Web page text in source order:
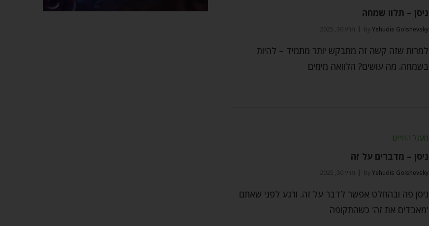
ניסן – תלוו שמחה
by Yehudis Golshevsky מרץ 30, 2025
למרות שזה קשה זה מתבקש יותר מתמיד – להיות
בשמחה. מה עושים? הלוואה מימים
מעגל החיים
ניסן – מדברים על זה
by Yehudis Golshevsky מרץ 30, 2025
ניסן פה ובהחלט אפשר לדבר על זה. ורגע לפני שאתם
'מאבדים את זה' כשהתקופה